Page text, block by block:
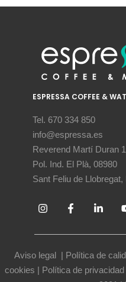
ESPRESSA COFFEE &
Tel. 670 334 850
info@espressa.es
Reverend Martí Duran
Pol. Ind. El Plà, 08980
Sant Feliu de
Aviso legal Política de
cookies
Política de privacidad